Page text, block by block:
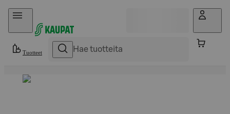
Hyppää sisältöön
Tuotteet